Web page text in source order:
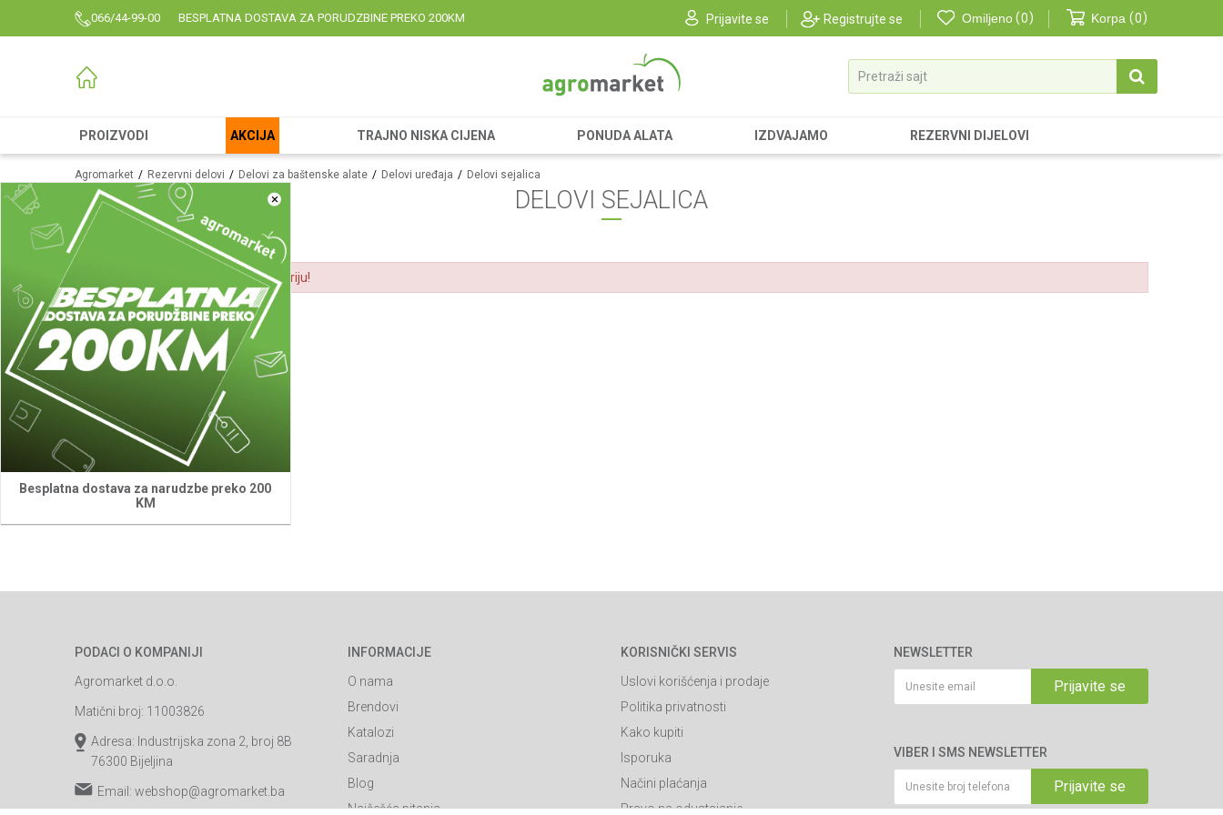
066/44-99-00 BESPLATNA DOSTAVA ZA PORUDZBINE PREKO 200KM Prijavite se Registrujte se Omiljeno 0 Korpa 0
Pretraži sajt
PROIZVODI AKCIJA TRAJNO NISKA CIJENA PONUDA ALATA IZDVAJAMO REZERVNI DIJELOVI
×
Besplatna dostava za narudzbe preko 200
KM
Agromarket Rezervni delovi Delovi za baštenske alate Delovi uređaja Delovi sejalica
DELOVI SEJALICA
Nema tekstova za izabranu kategoriju!
PODACI O KOMPANIJI
Agromarket d.o.o.
Matični broj: 11003826
Adresa: Industrijska zona 2, broj 8B
76300 Bijeljina
Email: webshop@agromarket.ba
INFORMACIJE
O nama
Brendovi
Katalozi
Saradnja
Blog
Najčešća pitanja
KORISNIČKI SERVIS
Uslovi korišćenja i prodaje
Politika privatnosti
Kako kupiti
Isporuka
Načini plaćanja
Pravo na odustajanje
NEWSLETTER
Prijavite se
VIBER I SMS NEWSLETTER
Prijavite se